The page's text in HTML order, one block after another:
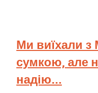
Ми виїхали з
сумкою, але
надію...